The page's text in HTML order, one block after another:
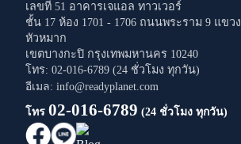
เลขที่ 51 อาคารเจแอล ทาวเวอร์
ชั้น 17 ห้อง 1701 - 1706 ถนนพระราม 9 แขวง
หัวหมาก
เขตบางกะปิ กรุงเทพมหานคร 10240
โทร: 02-016-6789 (24 ชั่วโมง ทุกวัน)
อีเมล: info@readyplanet.com
โทร 02-016-6789 (24 ชั่วโมง ทุกวัน)